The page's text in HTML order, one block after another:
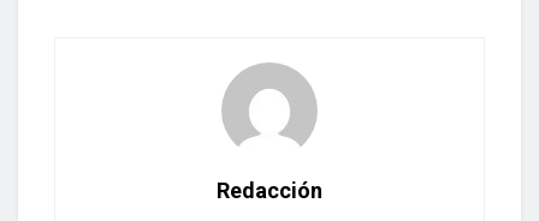
Redacción